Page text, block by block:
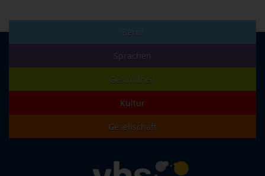
Beruf
Sprachen
Gesundheit
Kultur
Gesellschaft